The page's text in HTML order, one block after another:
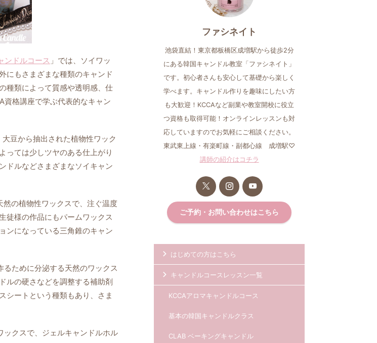
ンドルコース 」では、ソイワッ
にもさまざまな種類のキャンド
種類によって質感や透明感、仕
資格講座で学ぶ代表的なキャン
豆から抽出された植物性ワック
っては少しツヤのある仕上がり
ドルなどさまざまなソイキャン
の植物性ワックスで、注ぐ温度
徒様の作品にもパームワックス
ンになっている三角錐のキャン
ために分泌する天然のワックス
ルの硬さなどを調整する補助剤
シートという種類もあり、さま
クスで、ジェルキャンドルホル
ファシネイト
池袋直結！東京都板橋区成増駅から徒歩2分
にある韓国キャンドル教室「ファシネイト」
です。初心者さんも安心して基礎から楽しく
学べます。キャンドル作りを趣味にしたい方
も大歓迎！KCCAなど副業や教室開校に役立
つ資格も取得可能！オンラインレッスンも対
応していますのでお気軽にご相談ください。
東武東上線・有楽町線・副都心線 成増駅♡
講師の紹介はコチラ
ご予約・お問い合わせはこちら
はじめての方はこちら
キャンドルコースレッスン一覧
KCCAアロマキャンドルコース
基本の韓国キャンドルクラス
CLAB ベーキングキャンドル